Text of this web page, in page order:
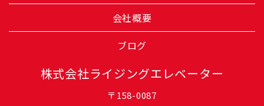
会社概要
ブログ
株式会社ライジングエレベーター
〒158-0087